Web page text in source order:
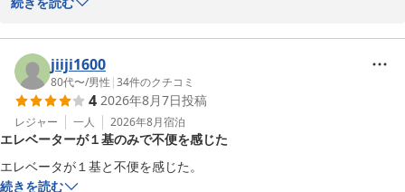
いつまでもお選びいただけるホテルであり続けられるよう、これか
らも一層のサービス向上に努めて参りますので、今後ともホテルシ
ーラックパル高崎をよろしくお願い致します。
またのお越しをお待ち致しております。
ホテルシーラックパル高崎　支配人
jiiji1600
80代〜/男性 |34件のクチコミ
4 2026年8月7日投稿
レジャー 一人 2026年8月宿泊
エレベーターが１基のみで不便を感じた
エレベータが１基と不便を感じた。
続きを読む